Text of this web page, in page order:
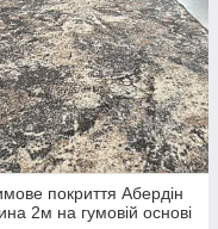
покриття Абердін
2м на гумовій основі